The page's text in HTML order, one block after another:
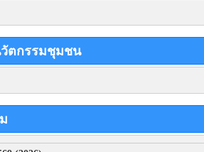
ตกรรมชุมชน